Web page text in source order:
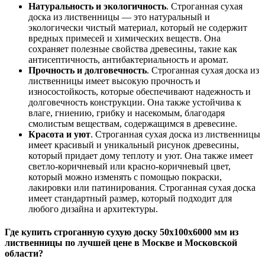
Натуральность и экологичность. Строганная сухая
доска из лиственницы — это натуральный и
экологически чистый материал, который не содержит
вредных примесей и химических веществ. Она
сохраняет полезные свойства древесины, такие как
антисептичность, антибактериальность и аромат.
Прочность и долговечность. Строганная сухая доска из
лиственницы имеет высокую прочность и
износостойкость, которые обеспечивают надежность и
долговечность конструкции. Она также устойчива к
влаге, гниению, грибку и насекомым, благодаря
смолистым веществам, содержащимся в древесине.
Красота и уют. Строганная сухая доска из лиственницы
имеет красивый и уникальный рисунок древесины,
который придает дому теплоту и уют. Она также имеет
светло-коричневый или красно-коричневый цвет,
который можно изменять с помощью покраски,
лакировки или патинирования. Строганная сухая доска
имеет стандартный размер, который подходит для
любого дизайна и архитектуры.
Где купить строганную сухую доску 50x100x6000 мм из
лиственницы по лучшей цене в Москве и Московской
области?